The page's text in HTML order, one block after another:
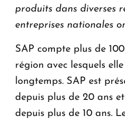
produits dans diverses
entreprises nationales
SAP compte plus de
région avec lesquels
longtemps. SAP est
depuis plus de 20 ans
depuis plus de 10 ans.